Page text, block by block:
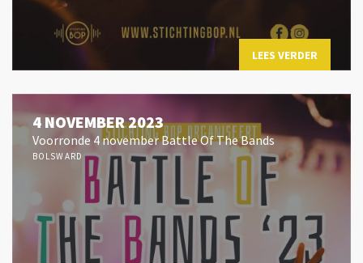
LEES VERDER
4 NOVEMBER 2023
Voorronde 4 november Battle Of The Bands
BOLSWARD